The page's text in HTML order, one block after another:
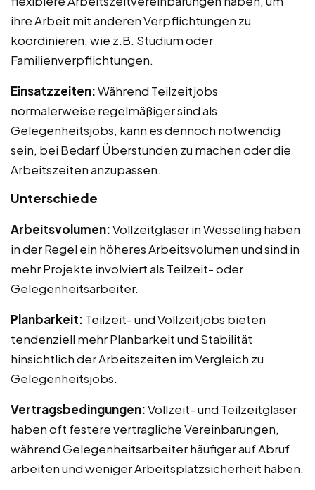
ihre Arbeit mit anderen Verpflichtungen zu
koordinieren, wie z.B. Studium oder
Familienverpflichtungen.
Einsatzzeiten:Während Teilzeitjobs
normalerweise regelmäßiger sind als
Gelegenheitsjobs, kann es dennoch notwendig
sein, bei Bedarf Überstunden zu machen oder die
Arbeitszeiten anzupassen.
Unterschiede
Arbeitsvolumen:Vollzeitglaser in Wesseling haben
in der Regel ein höheres Arbeitsvolumen und sind in
mehr Projekte involviert als Teilzeit- oder
Gelegenheitsarbeiter.
Planbarkeit: Teilzeit- und Vollzeitjobs bieten
tendenziell mehr Planbarkeit und Stabilität
hinsichtlich der Arbeitszeiten im Vergleich zu
Gelegenheitsjobs.
Vertragsbedingungen:Vollzeit- und Teilzeitglaser
haben oft festere vertragliche Vereinbarungen,
während Gelegenheitsarbeiter häufiger auf Abruf
arbeiten und weniger Arbeitsplatzsicherheit haben.